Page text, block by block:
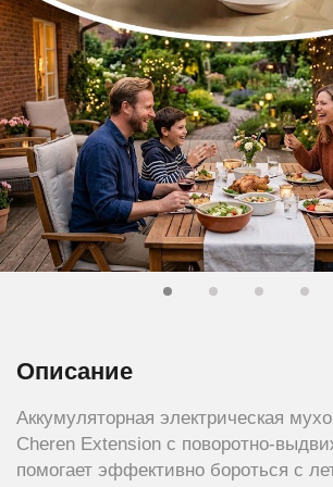
Описание
Аккумуляторная электрическая
Cheren Extension с поворотно-
помогает эффективно бороться с